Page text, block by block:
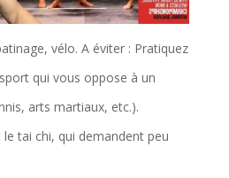
vélo. A éviter : Pratiquez
qui vous oppose à un
arts martiaux, etc.).
tai chi, qui demandent peu